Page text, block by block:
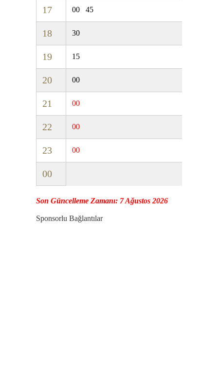
17 00 45
18 30
19 15
20 00
21 00
22 00
23 00
00
Son Güncelleme Zamanı: 7 Ağustos 2026
Sponsorlu Bağlantılar